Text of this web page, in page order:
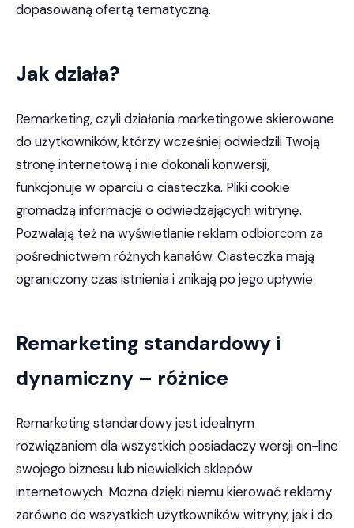
dopasowaną ofertą tematyczną.
Jak działa?
Remarketing, czyli działania marketingowe skierowane
do użytkowników, którzy wcześniej odwiedzili Twoją
stronę internetową i nie dokonali konwersji,
funkcjonuje w oparciu o ciasteczka. Pliki cookie
gromadzą informacje o odwiedzających witrynę.
Pozwalają też na wyświetlanie reklam odbiorcom za
pośrednictwem różnych kanałów. Ciasteczka mają
ograniczony czas istnienia i znikają po jego upływie.
Remarketing standardowy i
dynamiczny – różnice
Remarketing standardowy jest idealnym
rozwiązaniem dla wszystkich posiadaczy wersji on-line
swojego biznesu lub niewielkich sklepów
internetowych. Można dzięki niemu kierować reklamy
zarówno do wszystkich użytkowników witryny, jak i do